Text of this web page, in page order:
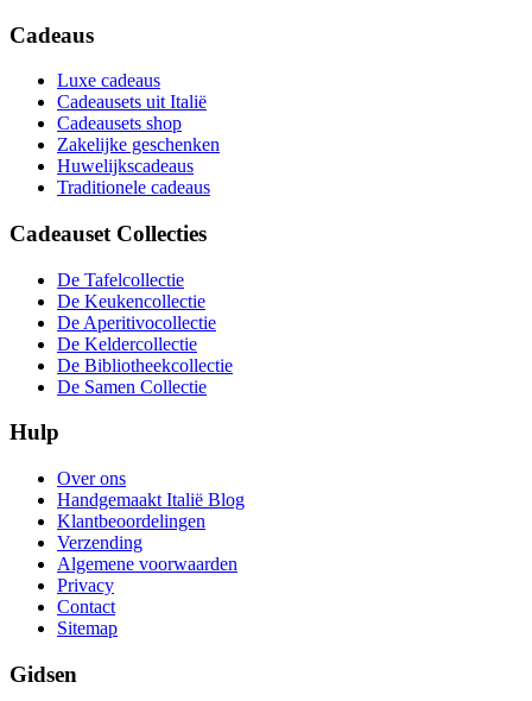
Cadeaus
Luxe cadeaus
Cadeausets uit Italië
Cadeausets shop
Zakelijke geschenken
Huwelijkscadeaus
Traditionele cadeaus
Cadeauset Collecties
De Tafelcollectie
De Keukencollectie
De Aperitivocollectie
De Keldercollectie
De Bibliotheekcollectie
De Samen Collectie
Hulp
Over ons
Handgemaakt Italië Blog
Klantbeoordelingen
Verzending
Algemene voorwaarden
Privacy
Contact
Sitemap
Gidsen